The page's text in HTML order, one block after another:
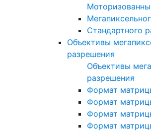
Стандартного
Объективы
разрешения
Объективы
разрешения
Формат
Формат
Формат
Формат